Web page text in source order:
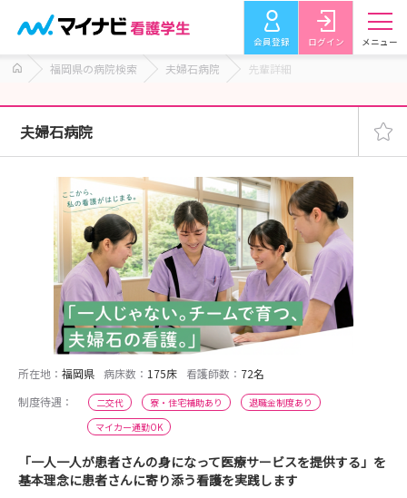
会員登録 ログイン メニュー
福岡県の病院検索 夫婦石病院 先輩詳細
夫婦石病院
所在地： 福岡県 病床数： 175床 看護師数： 72名
制度待遇：
二交代 寮・住宅補助あり
退職金制度あり
マイカー通勤OK
「一人一人が患者さんの身になって医療サービスを提供する」を
基本理念に患者さんに寄り添う看護を実践します